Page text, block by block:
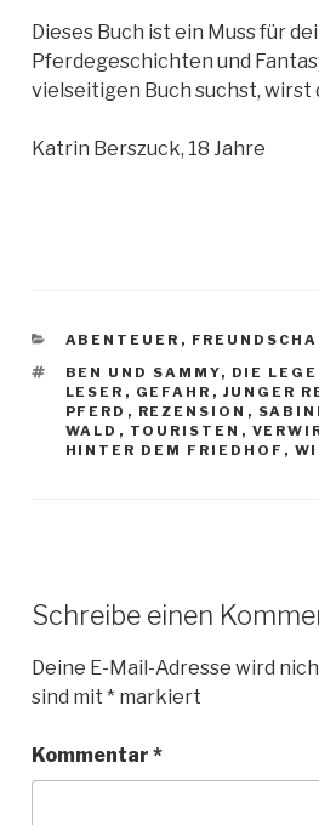
Dieses Buch ist ein Muss für
Pferdegeschichten und
vielseitigen Buch suchst, wirst
Katrin Berszuck, 18 Jahre
KATEGORIEN
ABENTEUER ,
SCHLAGWÖRTER
BEN UND SAMMY, DIE
LESER , GEFAHR , JUNGER
PFERD , REZENSION ,
WALD , TOURISTEN ,
HINTER DEM FRIEDHOF ,
Schreibe einen
Deine E-Mail-Adresse wird
sind mit * markiert
Kommentar *